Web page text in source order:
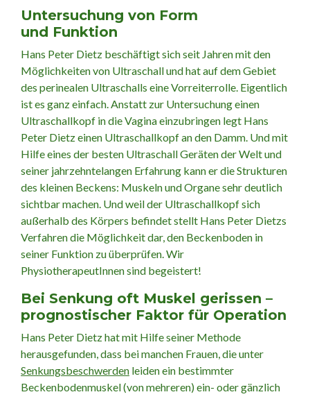
Untersuchung von Form
und Funktion
Hans Peter Dietz beschäftigt sich seit Jahren mit den
Möglichkeiten von Ultraschall und hat auf dem Gebiet
des perinealen Ultraschalls eine Vorreiterrolle. Eigentlich
ist es ganz einfach. Anstatt zur Untersuchung einen
Ultraschallkopf in die Vagina einzubringen legt Hans
Peter Dietz einen Ultraschallkopf an den Damm. Und mit
Hilfe eines der besten Ultraschall Geräten der Welt und
seiner jahrzehntelangen Erfahrung kann er die Strukturen
des kleinen Beckens: Muskeln und Organe sehr deutlich
sichtbar machen. Und weil der Ultraschallkopf sich
außerhalb des Körpers befindet stellt Hans Peter Dietzs
Verfahren die Möglichkeit dar, den Beckenboden in
seiner Funktion zu überprüfen. Wir
PhysiotherapeutInnen sind begeistert!
Bei Senkung oft Muskel gerissen –
prognostischer Faktor für Operation
Hans Peter Dietz hat mit Hilfe seiner Methode
herausgefunden, dass bei manchen Frauen, die unter
Senkungsbeschwerden leiden ein bestimmter
Beckenbodenmuskel (von mehreren) ein- oder gänzlich